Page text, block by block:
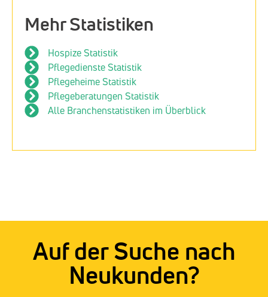
Mehr Statistiken
Hospize Statistik
Pflegedienste Statistik
Pflegeheime Statistik
Pflegeberatungen Statistik
Alle Branchenstatistiken im Überblick
Auf der Suche nach
Neukunden?